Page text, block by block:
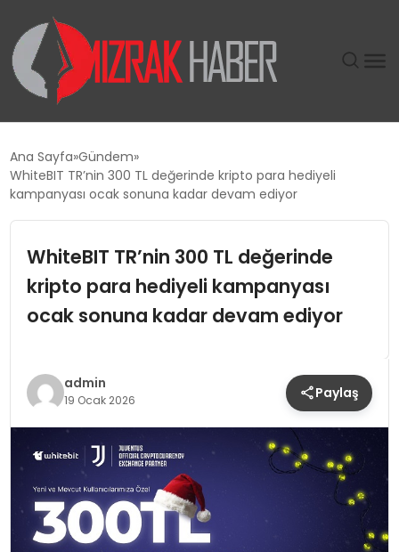
SIYASET
EKONOMI
TEKNOLOJI
YAŞAM
Ana Sayfa Gündem
WhiteBIT TR’nin 300 TL değerinde kripto para hediyeli
kampanyası ocak sonuna kadar devam ediyor
WhiteBIT TR’nin 300 TL değerinde
kripto para hediyeli kampanyası
ocak sonuna kadar devam ediyor
admin
19 Ocak 2026 Paylaş